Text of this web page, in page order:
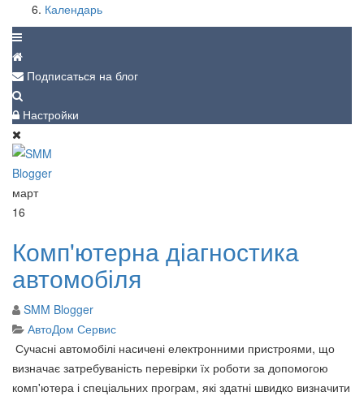
Календарь
Подписаться на блог
Настройки
март
16
Комп'ютерна діагностика
автомобіля
SMM Blogger
АвтоДом Сервис
​ Сучасні автомобілі насичені електронними пристроями, що
визначає затребуваність перевірки їх роботи за допомогою
комп'ютера і спеціальних програм, які здатні швидко визначити